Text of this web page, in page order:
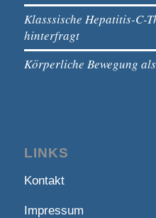
Klasssische Hepatitis-C-
hinterfragt
Körperliche Bewegung
LINKS
Kontakt
Impressum